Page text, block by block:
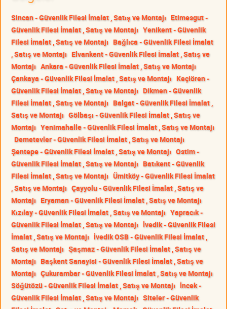
Sincan - Güvenlik Filesi İmalat , Satış ve Montajı Etimesgut -
Güvenlik Filesi İmalat , Satış ve Montajı Yenikent - Güvenlik
Filesi İmalat , Satış ve Montajı Bağlıca - Güvenlik Filesi İmalat
, Satış ve Montajı Elvankent - Güvenlik Filesi İmalat , Satış ve
Montajı Ankara - Güvenlik Filesi İmalat , Satış ve Montajı
Çankaya - Güvenlik Filesi İmalat , Satış ve Montajı Keçiören -
Güvenlik Filesi İmalat , Satış ve Montajı Dikmen - Güvenlik
Filesi İmalat , Satış ve Montajı Balgat - Güvenlik Filesi İmalat ,
Satış ve Montajı Gölbaşı - Güvenlik Filesi İmalat , Satış ve
Montajı Yenimahalle - Güvenlik Filesi İmalat , Satış ve Montajı
Demetevler - Güvenlik Filesi İmalat , Satış ve Montajı
Şentepe - Güvenlik Filesi İmalat , Satış ve Montajı Ostim -
Güvenlik Filesi İmalat , Satış ve Montajı Batıkent - Güvenlik
Filesi İmalat , Satış ve Montajı Ümitköy - Güvenlik Filesi İmalat
, Satış ve Montajı Çayyolu - Güvenlik Filesi İmalat , Satış ve
Montajı Eryaman - Güvenlik Filesi İmalat , Satış ve Montajı
Kızılay - Güvenlik Filesi İmalat , Satış ve Montajı Yapracık -
Güvenlik Filesi İmalat , Satış ve Montajı İvedik - Güvenlik Filesi
İmalat , Satış ve Montajı İvedik OSB - Güvenlik Filesi İmalat ,
Satış ve Montajı Şaşmaz - Güvenlik Filesi İmalat , Satış ve
Montajı Başkent Sanayisi - Güvenlik Filesi İmalat , Satış ve
Montajı Çukurambar - Güvenlik Filesi İmalat , Satış ve Montajı
Söğütözü - Güvenlik Filesi İmalat , Satış ve Montajı İncek -
Güvenlik Filesi İmalat , Satış ve Montajı Siteler - Güvenlik